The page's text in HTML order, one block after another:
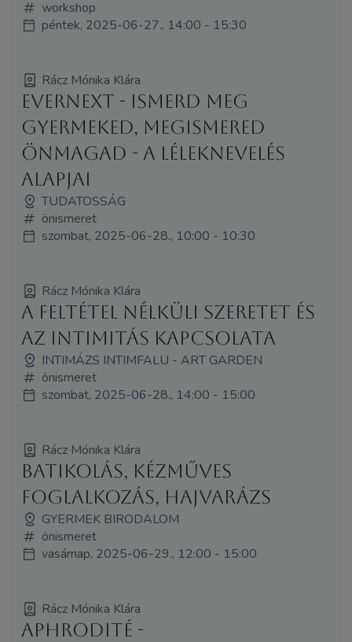
workshop
péntek, 2025-06-27., 14:00 - 15:30
Rácz Mónika Klára
EverNEXT - Ismerd meg
gyermeked, megismered
önmagad - a Léleknevelés
alapjai
TUDATOSSÁG
önismeret
szombat, 2025-06-28., 10:00 - 10:30
Rácz Mónika Klára
A feltétel nélküli szeretet és
az intimitás kapcsolata
INTIMÁZS INTIMFALU - ART GARDEN
önismeret
szombat, 2025-06-28., 14:00 - 15:00
Rácz Mónika Klára
BATIKOLÁS, kézműves
foglalkozás, hajvarázs
GYERMEK BIRODALOM
önismeret
vasárnap, 2025-06-29., 12:00 - 15:00
Rácz Mónika Klára
Aphrodité -